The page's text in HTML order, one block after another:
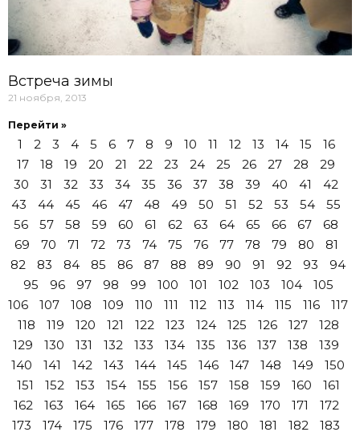
Встреча зимы
21 ноября, 2013
Перейти »
1 2 3 4 5 6 7 8 9 10 11 12 13 14 15
16
17
18 19 20 21 22 23 24 25 26 27 28
29
30
31 32 33 34 35 36 37 38 39 40 41
42
43
44 45 46 47 48 49 50 51 52 53 54
55
56
57 58 59 60 61 62 63 64 65 66 67
68
69
70 71 72 73 74 75 76 77 78 79 80
81
82
83 84 85 86 87 88 89 90 91 92 93
94
95
96 97 98 99 100 101 102 103 104
105
106
107 108 109 110 111 112 113 114 115 116
117
118
119 120 121 122 123 124 125 126 127
128
129
130 131 132 133 134 135 136 137 138
139
140
141 142 143 144 145 146 147 148 149
150
151
152 153 154 155 156 157 158 159 160
161
162
163 164 165 166 167 168 169 170 171
172
173
174 175 176 177 178 179 180 181 182
183